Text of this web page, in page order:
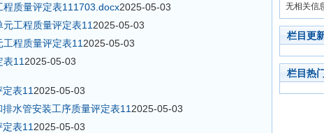
质量评定表111703.docx2025-05-03
工程质量评定表11 2025-05-03
程质量评定表11 2025-05-03
11 2025-05-03
表11 2025-05-03
水管安装工序质量评定表11 2025-05-03
表11 2025-05-03
无相关信
栏目更
栏目热